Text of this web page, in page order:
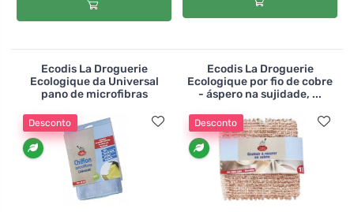
Ecodis La Droguerie
Ecologique da Universal
pano de microfibras
Desconto
Ecodis La Droguerie
Ecologique por fio de cobre
- áspero na sujidade, ...
Desconto